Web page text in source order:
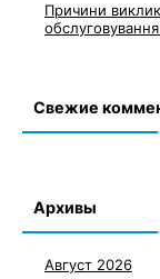
Причини
Свежие
Архивы
Август 2026